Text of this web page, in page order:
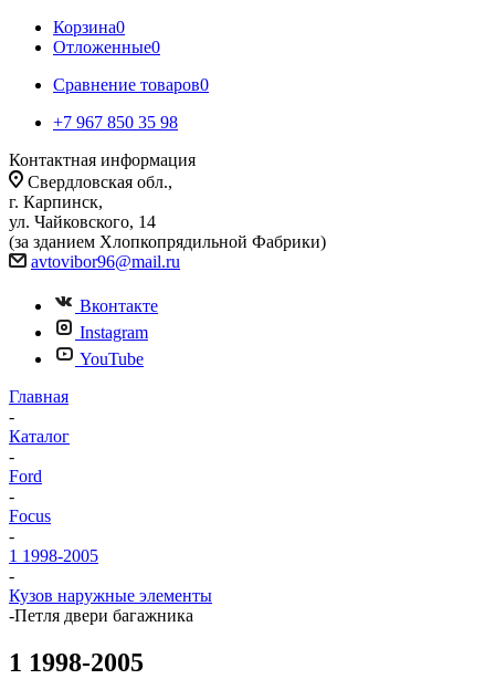
Корзина0
Отложенные0
Сравнение товаров0
+7 967 850 35 98
Контактная информация
Свердловская обл.,
г. Карпинск,
ул. Чайковского, 14
(за зданием Хлопкопрядильной Фабрики)
avtovibor96@mail.ru
Вконтакте
Instagram
YouTube
Главная
-
Каталог
-
Ford
-
Focus
-
1 1998-2005
-
Кузов наружные элементы
-Петля двери багажника
1 1998-2005